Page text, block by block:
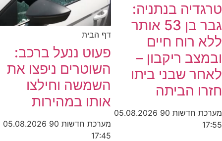
טרגדיה בנתניה:
גבר בן 53 אותר
ללא רוח חיים
ובמצב ריקבון –
לאחר שבני ביתו
חזרו הביתה
מערכת חדשות 90
05.08.2026
17:55
דף הבית
פעוט ננעל ברכב:
השוטרים ניפצו את
השמשה וחילצו
אותו במהירות
מערכת חדשות 90
05.08.2026
17:45